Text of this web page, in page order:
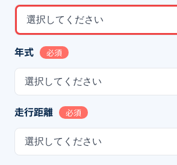
選択してください
年式 必須
選択してください
走行距離 必須
選択してください